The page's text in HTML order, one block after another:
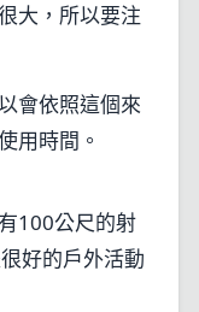
大，所以要注
會依照這個來
用時間。
100公尺的射
好的戶外活動